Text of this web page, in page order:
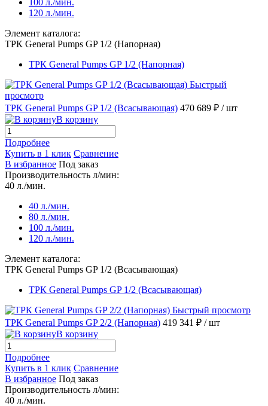
120 л./мин.
Элемент каталога:
ТРК General Pumps GP 1/2 (Напорная)
ТРК General Pumps GP 1/2 (Напорная)
Быстрый
просмотр
ТРК General Pumps GP 1/2 (Всасывающая) 470 689 ₽ / шт
В корзину
Подробнее
Купить в 1 клик Сравнение
В избранное Под заказ
Производительность л/мин:
40 л./мин.
40 л./мин.
80 л./мин.
100 л./мин.
120 л./мин.
Элемент каталога:
ТРК General Pumps GP 1/2 (Всасывающая)
ТРК General Pumps GP 1/2 (Всасывающая)
Быстрый просмотр
ТРК General Pumps GP 2/2 (Напорная) 419 341 ₽ / шт
В корзину
Подробнее
Купить в 1 клик Сравнение
В избранное Под заказ
Производительность л/мин:
40 л./мин.